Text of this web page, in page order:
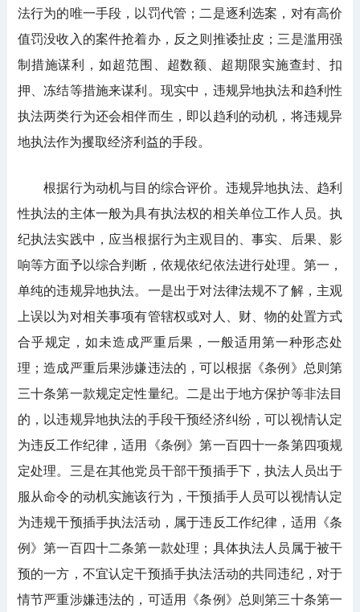
法行为的唯一手段，以罚代管；二是逐利选案，对有高价
值罚没收入的案件抢着办，反之则推诿扯皮；三是滥用强
制措施谋利，如超范围、超数额、超期限实施查封、扣
押、冻结等措施来谋利。现实中，违规异地执法和趋利性
执法两类行为还会相伴而生，即以趋利的动机，将违规异
地执法作为攫取经济利益的手段。
根据行为动机与目的综合评价。违规异地执法、趋利
性执法的主体一般为具有执法权的相关单位工作人员。执
纪执法实践中，应当根据行为主观目的、事实、后果、影
响等方面予以综合判断，依规依纪依法进行处理。第一，
单纯的违规异地执法。一是出于对法律法规不了解，主观
上误以为对相关事项有管辖权或对人、财、物的处置方式
合乎规定，如未造成严重后果，一般适用第一种形态处
理；造成严重后果涉嫌违法的，可以根据《条例》总则第
三十条第一款规定定性量纪。二是出于地方保护等非法目
的，以违规异地执法的手段干预经济纠纷，可以视情认定
为违反工作纪律，适用《条例》第一百四十一条第四项规
定处理。三是在其他党员干部干预插手下，执法人员出于
服从命令的动机实施该行为，干预插手人员可以视情认定
为违规干预插手执法活动，属于违反工作纪律，适用《条
例》第一百四十二条第一款处理；具体执法人员属于被干
预的一方，不宜认定干预插手执法活动的共同违纪，对于
情节严重涉嫌违法的，可适用《条例》总则第三十条第一